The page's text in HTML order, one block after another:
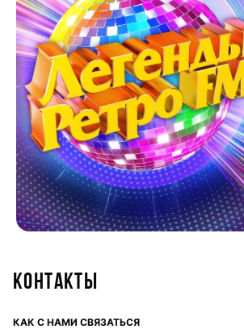
Контакты
КАК С НАМИ СВЯЗАТЬСЯ